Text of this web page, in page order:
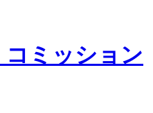
ミッション